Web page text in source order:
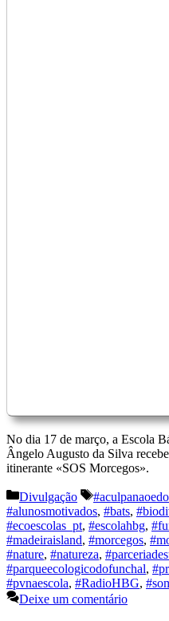
No dia 17 de março, a Escola
Ângelo Augusto da Silva
itinerante «SOS Morcegos».
Categorias
Divulgação Etiquetas
#alunosmotivados, #bats,
#ecoescolas_pt, #escolahbg,
#madeiraisland, #morcegos,
#nature, #natureza,
#parqueecologicodofunchal,
#pvnaescola, #RadioHBG,
Deixe um comentário